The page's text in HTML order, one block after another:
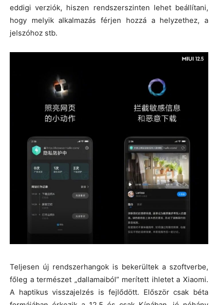
eddigi verziók, hiszen rendszerszinten lehet beállítani,
hogy melyik alkalmazás férjen hozzá a helyzethez, a
jelszóhoz stb.
Teljesen új rendszerhangok is bekerültek a szoftverbe,
főleg a természet „dallamaiból” merített ihletet a Xiaomi.
A haptikus visszajelzés is fejlődött. Először csak béta